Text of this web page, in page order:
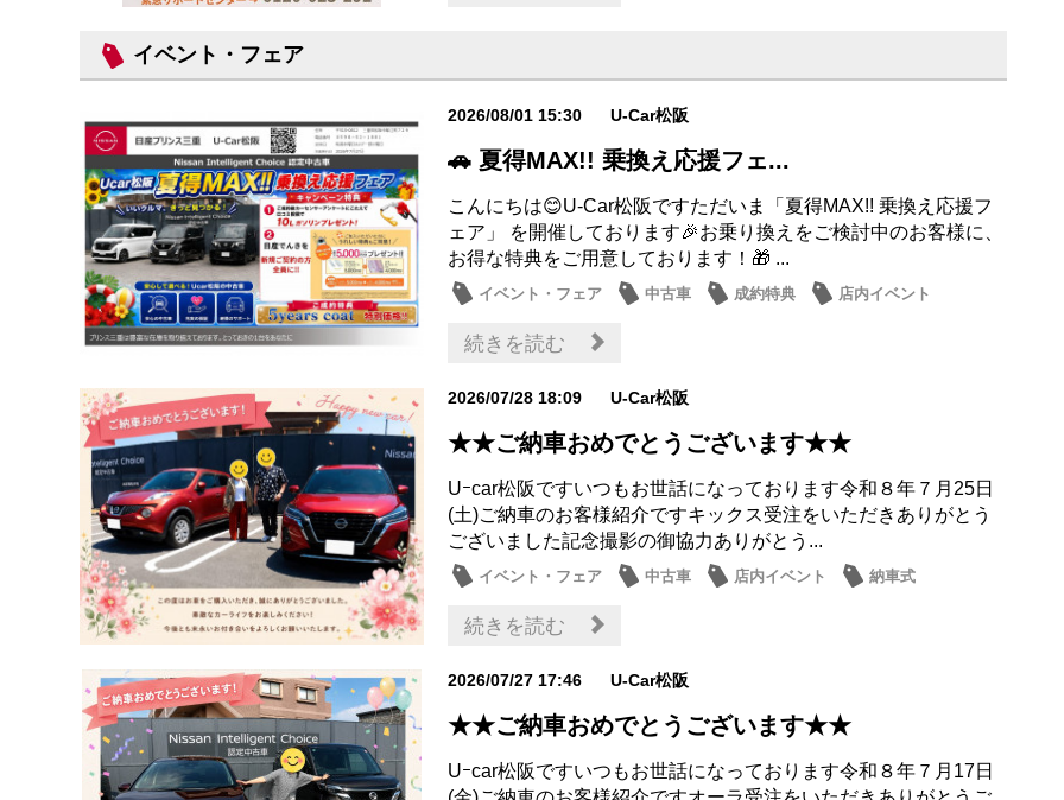
イベント・フェア
2026/08/01 15:30 U-Car松阪
🚗 夏得MAX!! 乗換え応援フェ...
こんにちは😊U-Car松阪ですただいま「夏得MAX!! 乗換え応援フ
ェア」 を開催しております🎉お乗り換えをご検討中のお客様に、
お得な特典をご用意しております！🎁 ...
イベント・フェア 中古車 成約特典
店内イベント
お買得車情報
続きを読む
2026/07/28 18:09 U-Car松阪
★★ご納車おめでとうございます★★
Uｰcar松阪ですいつもお世話になっております令和８年７月25日
(土)ご納車のお客様紹介ですキックス受注をいただきありがとう
ございました記念撮影の御協力ありがとう...
イベント・フェア 中古車 店内イベント
納車式
キックス
続きを読む
2026/07/27 17:46 U-Car松阪
★★ご納車おめでとうございます★★
Uｰcar松阪ですいつもお世話になっております令和８年７月17日